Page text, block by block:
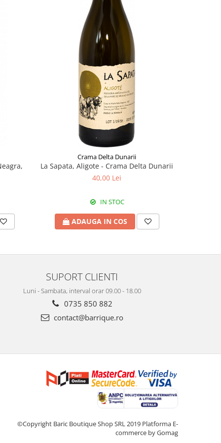
Crama Delta Dunarii
La Sapata, Aligote - Crama Delta Dunarii
40,00 Lei
IN STOC
ADAUGA IN COS
SUPORT CLIENTI
Luni - Sambata, interval orar 09.00 - 18.00
0735 850 882
contact@barrique.ro
©Copyright Baric Boutique Shop SRL 2019 Platforma E-
commerce by Gomag